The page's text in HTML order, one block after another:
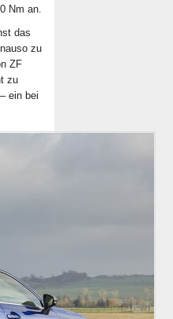
Nm an.
das
zu
ZF
zu
ein bei